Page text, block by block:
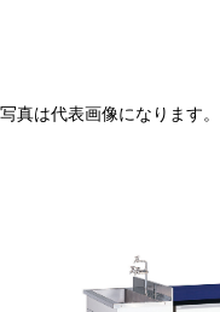
写真は代表画像になります。